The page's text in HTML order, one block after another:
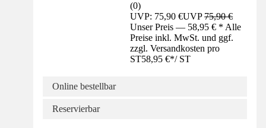
(0)
UVP: 75,90 €UVP75,90 €
Unser Preis — 58,95 € * Alle
Preise inkl. MwSt. und ggf.
zzgl. Versandkosten pro
ST58,95 €*/ ST
Online bestellbar
Reservierbar